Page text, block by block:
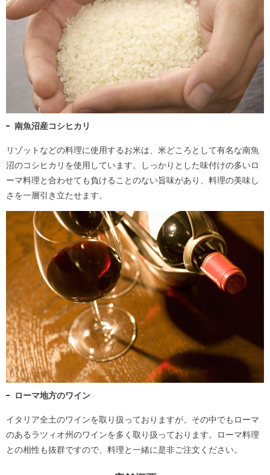
南魚沼産コシヒカリ
リゾットなどの料理に使用するお米は、米どころとして有名な南魚
沼のコシヒカリを使用しています。しっかりとした味付けの多いロ
ーマ料理と合わせても負けることのない旨味があり、料理の美味し
さを一層引き立たせます。
ローマ地方のワイン
イタリア全土のワインを取り扱っておりますが、その中でもローマ
のあるラツィオ州のワインを多く取り扱っております。ローマ料理
との相性も抜群ですので、料理と一緒に是非ご注文ください。